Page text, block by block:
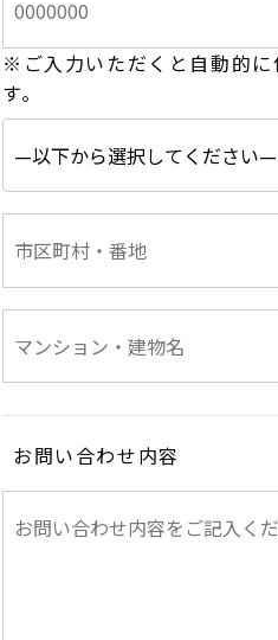
※ご入力いただくと自動的に
す。
お問い合わせ内容